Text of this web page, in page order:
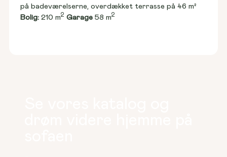
på badeværelserne, overdækket terrasse på 46 m²
Bolig: 210 m2 Garage 58 m2